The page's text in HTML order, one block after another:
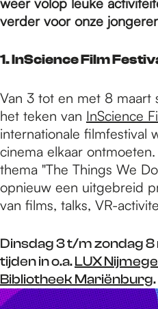
verder voor onze
1. InScience Film
Van 3 tot en met 8 maart
het teken van InScience
internationale filmfestival
cinema elkaar
thema "The Things We
opnieuw een uitgebreid
van films, talks, VR-
Dinsdag 3 t/m zondag
tijden in o.a.LUX
Bibliotheek Mariënburg.